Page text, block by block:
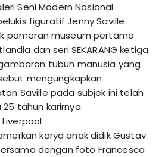
Seni Modern Nasional
figuratif Jenny Saville
pameran museum pertama
dan seri SEKARANG ketiga.
tubuh manusia yang
mengungkapkan
Saville pada subjek ini telah
tahun karirnya.
karya anak didik Gustav
dengan foto Francesca